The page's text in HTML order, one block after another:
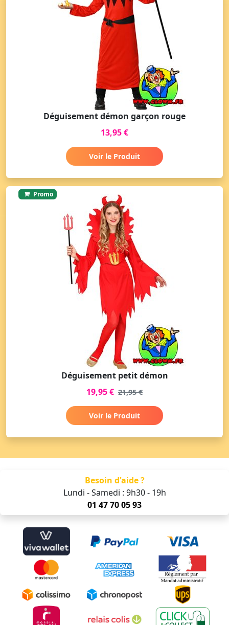
Déguisement démon garçon rouge
13,95 €
Voir le Produit
Promo
Déguisement petit démon
19,95 € 21,95 €
Voir le Produit
Besoin d'aide ?
Lundi - Samedi : 9h30 - 19h
01 47 70 05 93